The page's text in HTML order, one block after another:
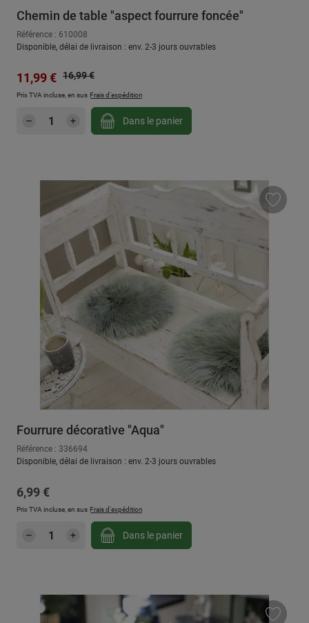
Chemin de table "aspect fourrure foncée"
Référence : 610008
Disponible, délai de livraison : env. 2-3 jours ouvrables
Prix de vente :
11,99 € Prix régulier :
16,99 €
Prix TVA incluse, en sus Frais d'expédition
Quantité de produit : Entrez la quantité
Dans le panier
Fourrure décorative "Aqua"
Référence : 336694
Disponible, délai de livraison : env. 2-3 jours ouvrables
Prix régulier :
6,99 €
Prix TVA incluse, en sus Frais d'expédition
Quantité de produit : Entrez la quantité
Dans le panier